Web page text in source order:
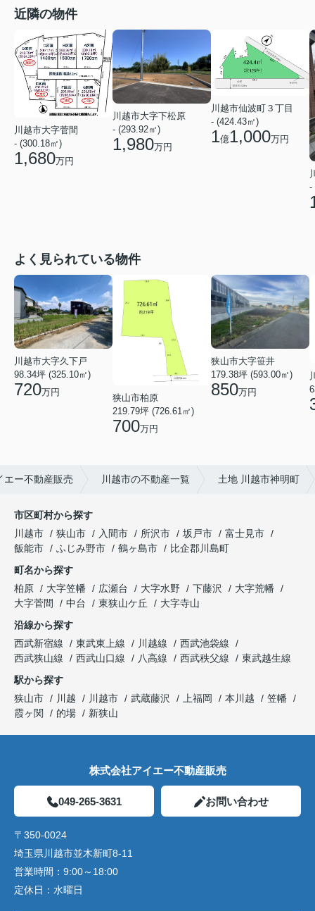
近隣の物件
川越市大字菅間
- (300.18㎡)
1,680万円
川越市大字下松原
- (293.92㎡)
1,980万円
川越市仙波町３丁目
- (424.43㎡)
1億1,000万円
-
よく見られている物件
川越市大字久下戸
98.34坪 (325.10㎡)
720万円
狭山市柏原
219.79坪 (726.61㎡)
700万円
狭山市大字笹井
179.38坪 (593.00㎡)
850万円
エー不動産販売 川越市の不動産一覧 土地 川越市神明町
市区町村から探す
川越市
狭山市 入間市 所沢市 坂戸市
富士見市
飯能市
ふじみ野市 鶴ヶ島市
比企郡川島町
町名から探す
柏原
大字笠幡 広瀬台 大字水野 下藤沢
大字荒幡
大字菅間
中台 東狭山ケ丘
大字寺山
沿線から探す
西武新宿線
東武東上線 川越線
西武池袋線
西武狭山線
西武山口線 八高線 西武秩父線
東武越生線
駅から探す
狭山市
川越 川越市 武蔵藤沢 上福岡 本川越
笠幡
霞ヶ関
的場 新狭山
株式会社アイエー不動産販売
049-265-3631 お問い合わせ
〒350-0024
埼玉県川越市並木新町8-11
営業時間： 9:00～18:00
定休日： 水曜日